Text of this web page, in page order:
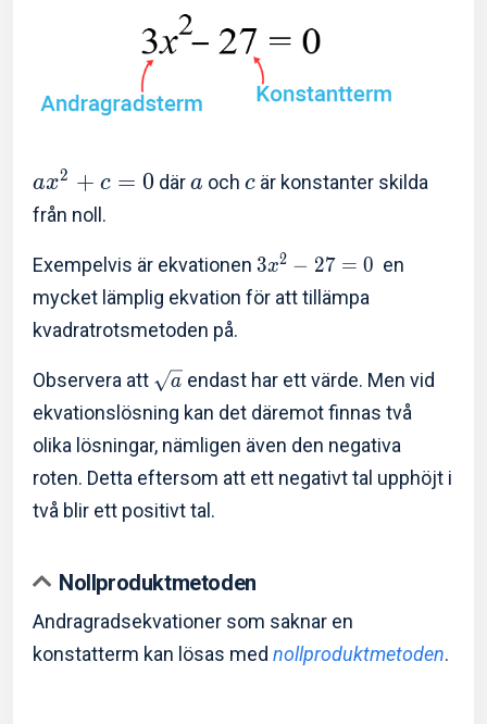
ax2 + c = 0dära och cär konstanter skilda
från noll.
Exempelvis är ekvationen 3x2 − 27 = 0 en
mycket lämplig ekvation för att tillämpa
kvadratrotsmetoden på.
Observera att a endast har ett värde. Men vid
ekvationslösning kan det däremot finnas två
olika lösningar, nämligen även den negativa
roten. Detta eftersom att ett negativt tal upphöjt i
två blir ett positivt tal.
Nollproduktmetoden
Andragradsekvationer som saknar en
konstatterm kan lösas med nollproduktmetoden.